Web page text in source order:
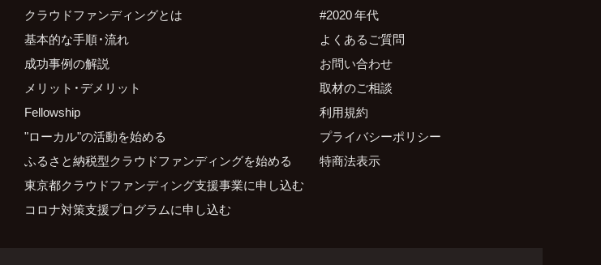
クラウドファンディングとは
基本的な手順・流れ
成功事例の解説
メリット・デメリット
Fellowship
"ローカル"の活動を始める
ふるさと納税型クラウドファンディングを始める
東京都クラウドファンディング支援事業に申し込む
コロナ対策支援プログラムに申し込む
#2020 年代
よくあるご質問
お問い合わせ
取材のご相談
利用規約
プライバシーポリシー
特商法表示